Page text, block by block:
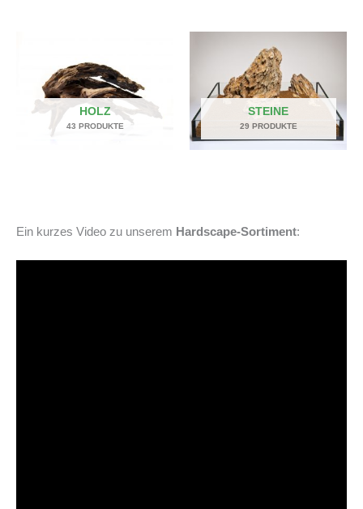
HOLZ
43 PRODUKTE
STEINE
29 PRODUKTE
Ein kurzes Video zu unserem Hardscape-Sortiment: